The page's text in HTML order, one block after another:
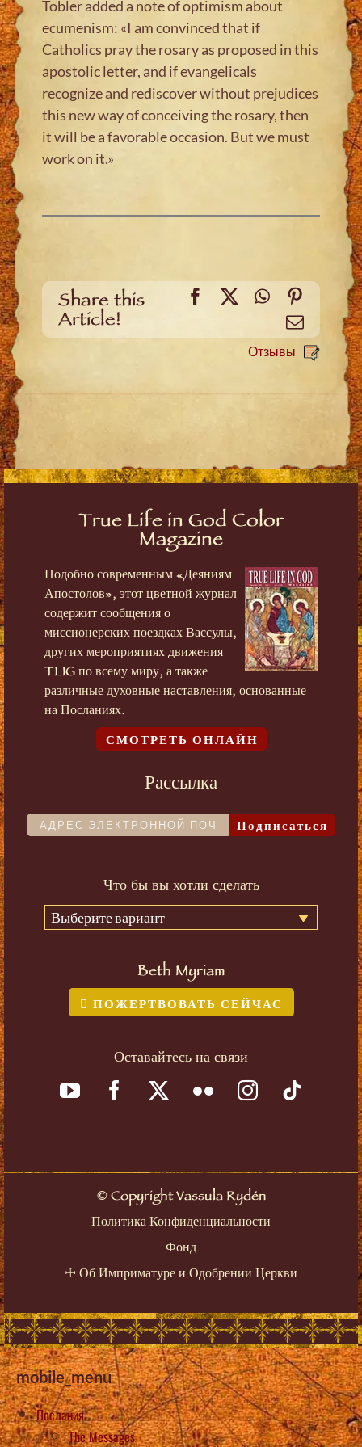
Tobler added a note of optimism about
ecumenism: «I am convinced that if
Catholics pray the rosary as proposed in this
apostolic letter, and if evangelicals
recognize and rediscover without prejudices
this new way of conceiving the rosary, then
it will be a favorable occasion. But we must
work on it.»
Share this
Article!
Facebook
X WhatsApp
Email
Отзывы
True Life in God Color
Magazine
Подобно современным «Деяниям
Апостолов», этот цветной журнал
содержит сообщения о
миссионерских поездках Вассулы,
других мероприятиях движения
TLIG по всему миру, а также
различные духовные наставления, основанные
на Посланиях.
СМОТРЕТЬ ОНЛАЙН
Рассылка
Подписаться
Что бы вы хотли сделать
Выберите вариант
Beth Myriam
ПОЖЕРТВОВАТЬ СЕЙЧАС
Оставайтесь на связи
©Copyright Vassula Rydén
Политика Конфиденциальности
Фонд
☩ Об Имприматуре и Одобрении Церкви
mobile_menu
Послания
The Messages